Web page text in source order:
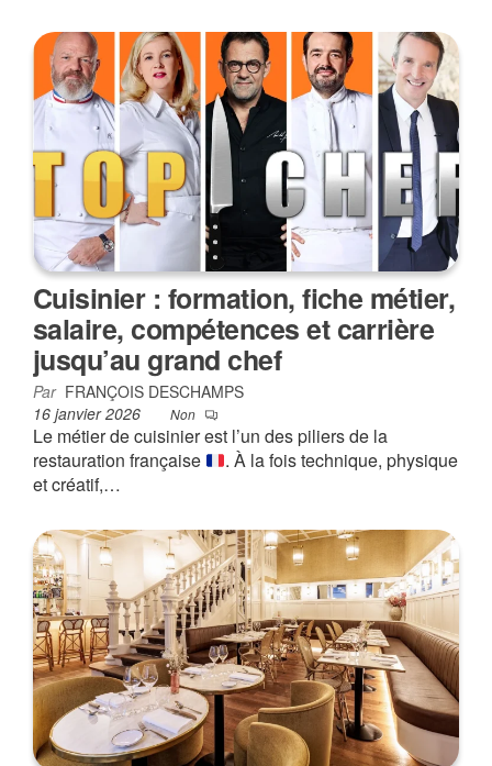
Cuisinier : formation, fiche métier,
salaire, compétences et carrière
jusqu’au grand chef
Par FRANÇOIS DESCHAMPS
16 janvier 2026
Non
Le métier de cuisinier est l’un des piliers de la
restauration française
. À la fois technique, physique
et créatif,…